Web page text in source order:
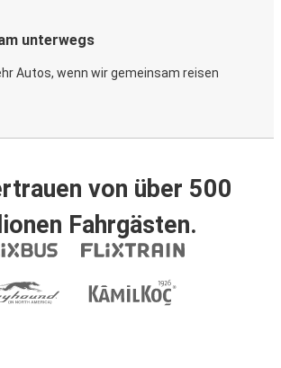
unterwegs
Autos, wenn wir gemeinsam reisen
von über 500
Fahrgästen.